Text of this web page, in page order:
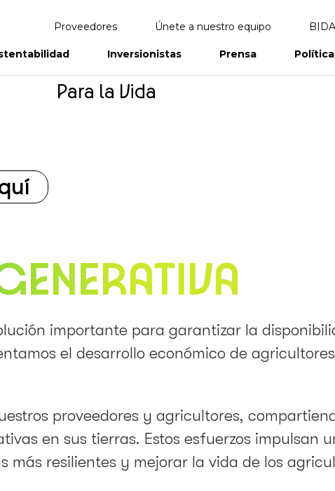
Proveedores Únete a nuestro equipo BIDA
Inversionistas Prensa
Para la Vida
importante para garantizar la
el desarrollo económico de
proveedores y agricultores,
en sus tierras. Estos esfuerzos impulsan
más resilientes y mejorar la vida de los